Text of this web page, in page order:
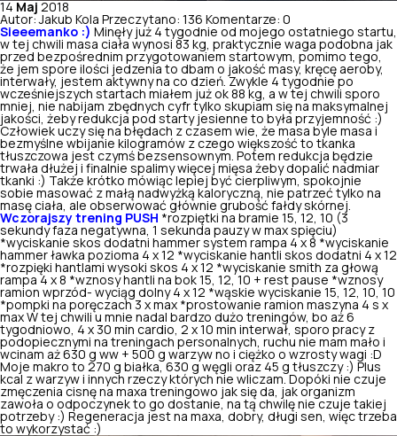
14 Maj 2018
Autor: Jakub Kola Przeczytano: 136 Komentarze: 0
Sieeemanko :) Minęły już 4 tygodnie od mojego ostatniego startu,
w tej chwili masa ciała wynosi 83 kg, praktycznie waga podobna jak
przed bezpośrednim przygotowaniem startowym, pomimo tego,
że jem spore ilości jedzenia to dbam o jakość masy, kręcę aeroby,
interwały, jestem aktywny na co dzień. Zwykle 4 tygodnie po
wcześniejszych startach miałem już ok 88 kg, a w tej chwili sporo
mniej, nie nabijam zbędnych cyfr tylko skupiam się na maksymalnej
jakości, żeby redukcja pod starty jesienne to była przyjemność :)
Człowiek uczy się na błędach z czasem wie, że masa byle masa i
bezmyślne wbijanie kilogramów z czego większość to tkanka
tłuszczowa jest czymś bezsensownym. Potem redukcja będzie
trwała dłużej i finalnie spalimy więcej mięsa żeby dopalić nadmiar
tkanki :) Także krótko mówiąc lepiej być cierpliwym, spokojnie
sobie masować z małą nadwyżką kaloryczną, nie patrzeć tylko na
masę ciała, ale obserwować głównie grubość fałdy skórnej.
Wczorajszy trening PUSH *rozpiętki na bramie 15, 12, 10 (3
sekundy faza negatywna, 1 sekunda pauzy w max spięciu)
*wyciskanie skos dodatni hammer system rampa 4 x 8 *wyciskanie
hammer ławka pozioma 4 x 12 *wyciskanie hantli skos dodatni 4 x 12
*rozpięki hantlami wysoki skos 4 x 12 *wyciskanie smith za głową
rampa 4 x 8 *wznosy hantli na bok 15, 12, 10 + rest pause *wznosy
ramion wprzód- wyciąg dolny 4 x 12 *wąskie wyciskanie 15, 12, 10, 10
*pompki na poręczach 3 x max *prostowanie ramion maszyna 4 s x
max W tej chwili u mnie nadal bardzo dużo treningów, bo aż 6
tygodniowo, 4 x 30 min cardio, 2 x 10 min interwał, sporo pracy z
podopiecznymi na treningach personalnych, ruchu nie mam mało i
wcinam aż 630 g ww + 500 g warzyw no i ciężko o wzrosty wagi :D
Moje makro to 270 g białka, 630 g węgli oraz 45 g tłuszczy :) Plus
kcal z warzyw i innych rzeczy których nie wliczam. Dopóki nie czuje
zmęczenia cisnę na maxa treningowo jak się da, jak organizm
zawoła o odpoczynek to go dostanie, na tą chwilę nie czuje takiej
potrzeby :) Regeneracja jest na maxa, dobry, długi sen, więc trzeba
to wykorzystać :)